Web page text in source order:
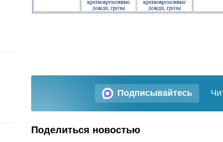
Подписывайтесь
Поделиться новостью